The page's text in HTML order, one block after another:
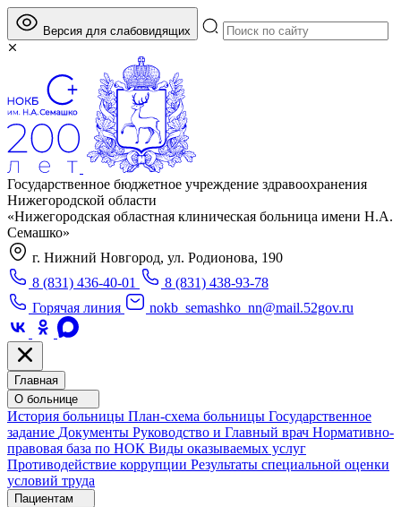
Версия для слабовидящих
Государственное бюджетное учреждение здравоохранения
Нижегородской области
«Нижегородская областная клиническая больница имени Н.А.
Семашко»
г. Нижний Новгород, ул. Родионова, 190
8 (831) 436-40-01
8 (831) 438-93-78
Горячая линия
nokb_semashko_nn@mail.52gov.ru
Главная
О больнице
История больницы План-схема больницы Государственное
задание Документы Руководство и Главный врач Нормативно-
правовая база по НОК Виды оказываемых услуг
Противодействие коррупции Результаты специальной оценки
условий труда
Пациентам